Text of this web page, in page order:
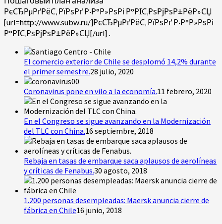
РєСЂРµРґРёС‚ РїРѕРґ Р·Р°Р»РѕРі Р°РІС‚РѕРјРѕР±РёР»СЏ
[url=http://www.subw.ru/]РєСЂРµРґРёС‚ РїРѕРґ Р·Р°Р»РѕРі
Р°РІС‚РѕРјРѕР±РёР»СЏ[/url] .
El comercio exterior de Chile se desplomó 14,2% durante
el primer semestre.28 julio, 2020
Coronavirus pone en vilo a la economía.11 febrero, 2020
En el Congreso se sigue avanzando en la Modernización
del TLC con China.16 septiembre, 2018
Rebaja en tasas de embarque saca aplausos de aerolíneas
y críticas de Fenabus.30 agosto, 2018
1.200 personas desempleadas: Maersk anuncia cierre de
fábrica en Chile16 junio, 2018